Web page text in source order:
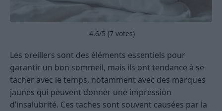
4.6/5 (7 votes)
Les oreillers sont des éléments essentiels pour
garantir un bon sommeil, mais ils ont tendance à se
tacher avec le temps, notamment avec des marques
jaunes qui peuvent donner une impression
d’insalubrité. Ces taches sont souvent causées par la